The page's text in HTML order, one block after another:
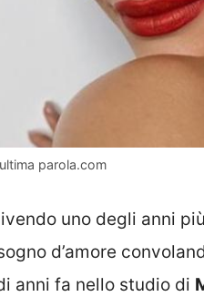
parola.com
uno degli anni
d’amore
anni fa nello studio di